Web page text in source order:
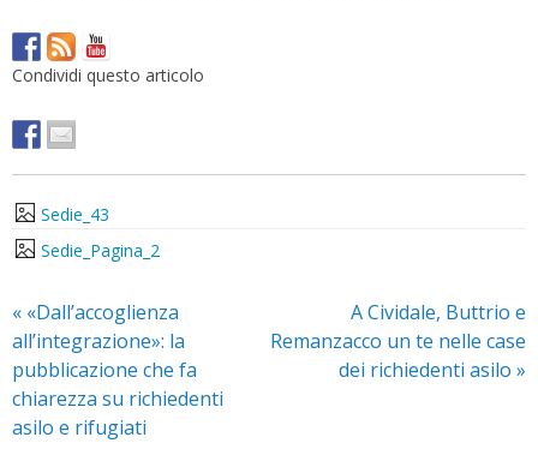
Condividi questo articolo
Sedie_43
Sedie_Pagina_2
« «Dall’accoglienza
all’integrazione»: la
pubblicazione che fa
chiarezza su richiedenti
asilo e rifugiati
A Cividale, Buttrio e
Remanzacco un te nelle case
dei richiedenti asilo »